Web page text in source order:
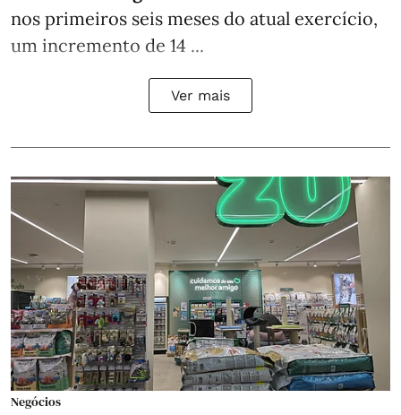
nos primeiros seis meses do atual exercício,
um incremento de 14 ...
Ver mais
Negócios